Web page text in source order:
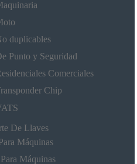
duplicables
Punto y Seguridad
Comerciales
Chip
De Llaves
Máquinas
Máquinas